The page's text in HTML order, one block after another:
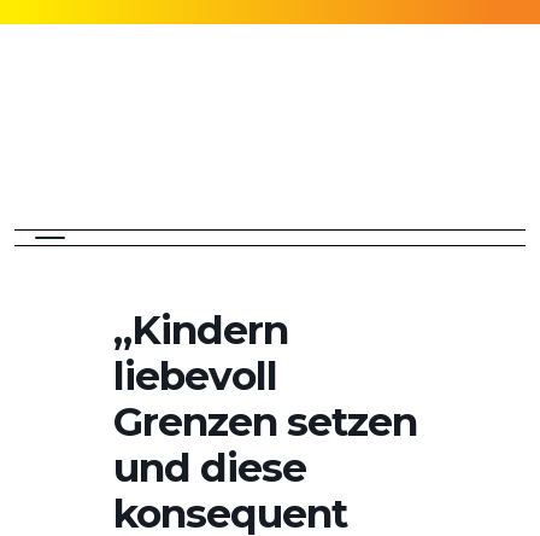
„Kindern
liebevoll
Grenzen setzen
und diese
konsequent